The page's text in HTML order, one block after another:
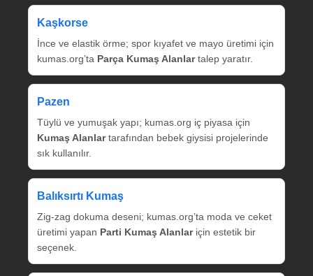
Kaşkorse
İnce ve elastik örme; spor kıyafet ve mayo üretimi için
kumas.org’ta Parça Kumaş Alanlartalep yaratır.
Pazen
Tüylü ve yumuşak yapı; kumas.org iç piyasa için
Kumaş Alanlartarafından bebek giysisi projelerinde
sık kullanılır.
Balıksırtı Kumaş
Zig‑zag dokuma deseni; kumas.org’ta moda ve ceket
üretimi yapan Parti Kumaş Alanlariçin estetik bir
seçenek.